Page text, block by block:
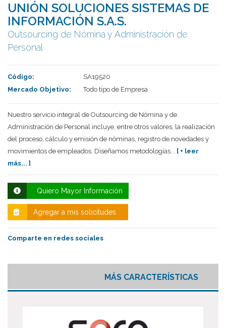
Servicios similares al solicitadoSI NO
Al enviar este formulario aceptas nuestra
política de tratamiento datos personales.
UNIÓN SOLUCIONES SISTEMAS DE
INFORMACIÓN S.A.S.
Outsourcing de Nómina y Administración de
Personal
Código:
SA19520
Mercado Objetivo:
Todo tipo de Empresa
Nuestro servicio integral de Outsourcing de Nómina y de
Administración de Personal incluye, entre otros valores, la realización
del proceso, cálculo y emisión de nóminas, registro de novedades y
movimientos de empleados. Diseñamos metodologías... [ + leer
más... ]
Quiero Mayor Información
Agregar a mis solicitudes
Comparte en redes sociales
MÁS CARACTERÍSTICAS